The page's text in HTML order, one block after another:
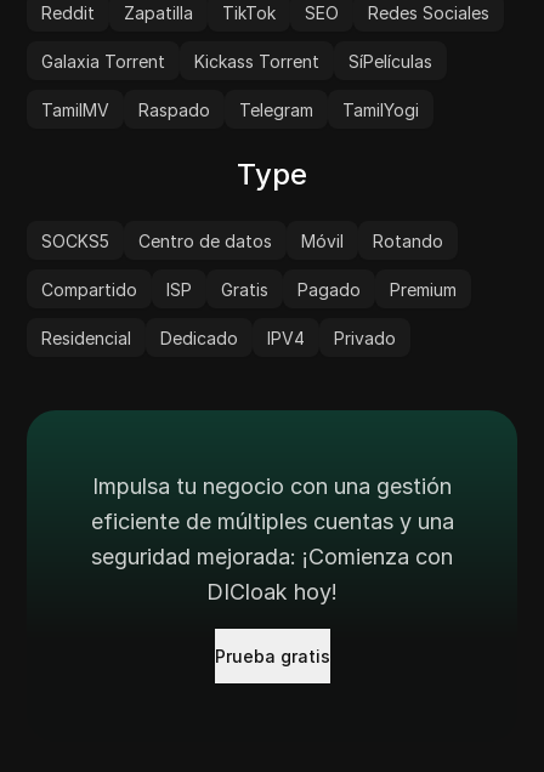
Reddit Zapatilla TikTok SEO Redes Sociales
Galaxia Torrent Kickass Torrent SíPelículas
TamilMV Raspado Telegram TamilYogi
Type
SOCKS5 Centro de datos Móvil Rotando
Compartido ISP Gratis Pagado Premium
Residencial Dedicado IPV4 Privado
Impulsa tu negocio con una gestión
eficiente de múltiples cuentas y una
seguridad mejorada: ¡Comienza con
DICloak hoy!
Prueba gratis